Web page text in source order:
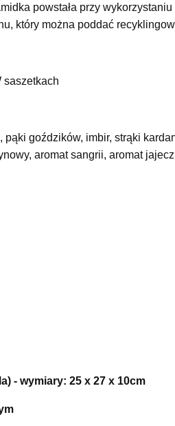
powstała przy
który można poddać
saszetkach
pąki goździków, imbir, strąki
aromat sangrii, aromat
- wymiary: 25 x 27 x 10cm